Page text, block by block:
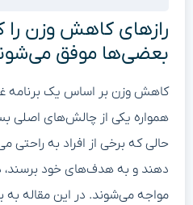
رازهای کاهش وزن
بعضی‌ها موفق
کاهش وزن بر اساس یک برنامه
همواره یکی از چالش‌های اصلی
حالی که برخی از افراد به راحتی
دهند و به هدف‌های خود برسند،
مواجه می‌شوند. در این مقاله